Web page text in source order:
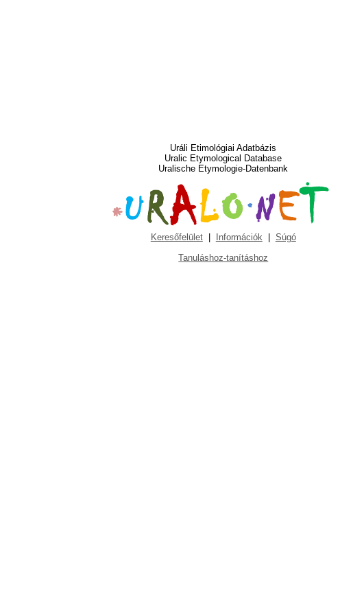
Uráli Etimológiai Adatbázis
Uralic Etymological Database
Uralische Etymologie-Datenbank
Keresőfelület| Információk| Súgó
Tanuláshoz-tanításhoz